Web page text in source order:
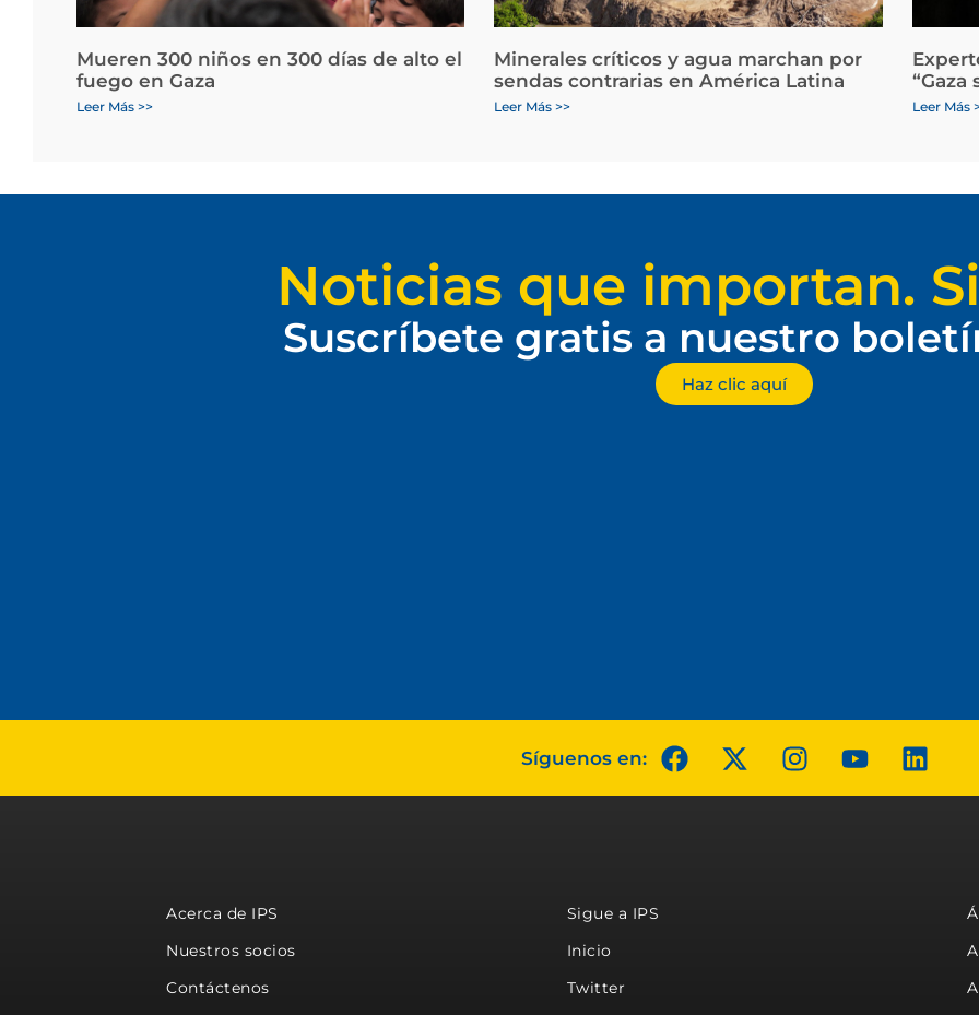
Mueren 300 niños en 300 días de alto el
fuego en Gaza
Leer Más >>
Minerales críticos y agua marchan por
sendas contrarias en América Latina
Leer Más >>
“Gaza
Leer Más
Noticias que importan.
Suscríbete gratis a nuestro
Haz clic aquí
Síguenos en:
Acerca de IPS
Nuestros socios
Contáctenos
Sigue a IPS
Inicio
Twitter